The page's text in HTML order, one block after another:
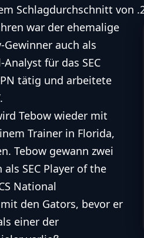
Schlagdurchschnitt von
war der ehemalige
Gewinner auch als
für das SEC
tätig und arbeitete
Tebow wieder mit
Trainer in Florida,
Tebow gewann zwei
SEC Player of the
National
den Gators, bevor er
einer der